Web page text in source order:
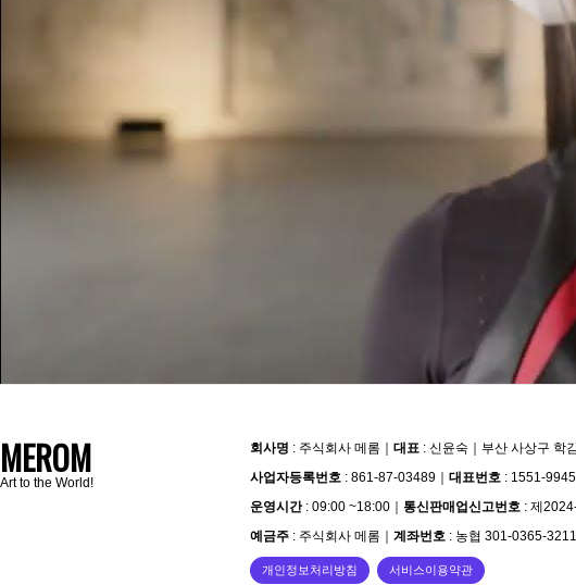
MEROM
Art to the World!
회사명 : 주식회사 메롬 대표 : 신윤숙
부산 사상구 학
사업자등록번호 : 861-87-03489 대표번호 : 1551-9945
운영시간: 09:00 ~18:00 통신판매업신고번호 : 제
예금주 : 주식회사 메롬 계좌번호 : 농협 301-0365-
개인정보처리방침 서비스이용약관